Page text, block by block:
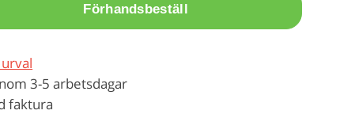
Förhandsbeställ
3-5 arbetsdagar
faktura